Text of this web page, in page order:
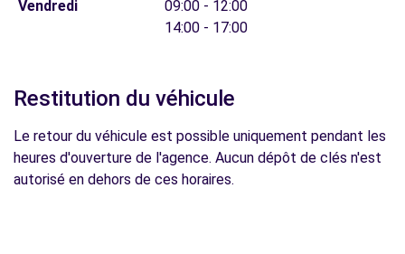
Vendredi
09:00 - 12:00
14:00 - 17:00
Restitution du véhicule
Le retour du véhicule est possible uniquement pendant les
heures d'ouverture de l'agence. Aucun dépôt de clés n'est
autorisé en dehors de ces horaires.